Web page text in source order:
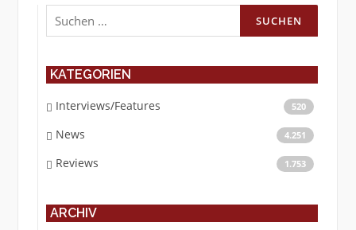
Suchen
nach:
KATEGORIEN
Interviews/Features 520
News 4.251
Reviews 1.753
ARCHIV